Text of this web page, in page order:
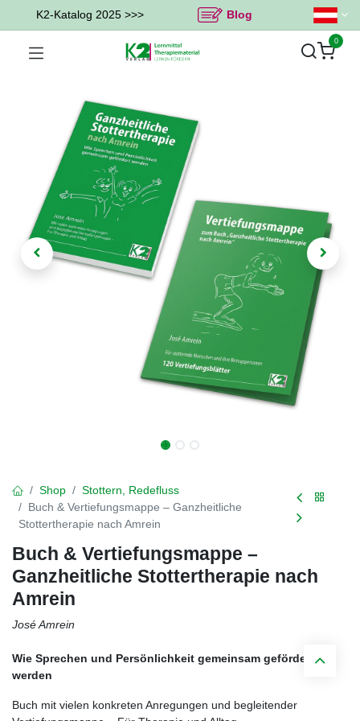
K2-Katalog 2025 >>> Blog
0
Shop
Stottern, Redefluss
Buch & Vertiefungsmappe – Ganzheitliche
Stottertherapie nach Amrein
Buch & Vertiefungsmappe –
Ganzheitliche Stottertherapie nach
Amrein
José Amrein
Wie Sprechen und Persönlichkeit gemeinsam gefördert
werden
Buch mit vielen konkreten Anregungen und begleitender